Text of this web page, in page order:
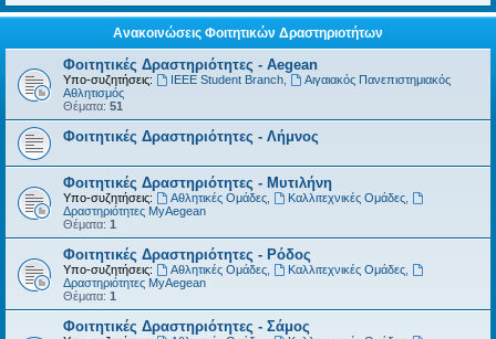
Ανακοινώσεις Φοιτητικών Δραστηριοτήτων
Φοιτητικές Δραστηριότητες - Aegean
Υπο-συζητήσεις: IEEE Student Branch,
Αιγαιακός Πανεπιστημιακός
Αθλητισμός
Θέματα: 51
Φοιτητικές Δραστηριότητες - Λήμνος
Φοιτητικές Δραστηριότητες - Μυτιλήνη
Υπο-συζητήσεις: Αθλητικές Ομάδες, Καλλιτεχνικές Ομάδες,
Δραστηριότητες MyAegean
Θέματα: 1
Φοιτητικές Δραστηριότητες - Ρόδος
Υπο-συζητήσεις: Αθλητικές Ομάδες, Καλλιτεχνικές Ομάδες,
Δραστηριότητες MyAegean
Θέματα: 1
Φοιτητικές Δραστηριότητες - Σάμος